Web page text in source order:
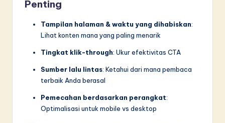
Penting
Tampilan halaman & waktu yang dihabiskan:
Lihat konten mana yang paling menarik
Tingkat klik-through: Ukur efektivitas CTA
Sumber lalu lintas: Ketahui dari mana pembaca
terbaik Anda berasal
Pemecahan berdasarkan perangkat:
Optimalisasi untuk mobile vs desktop